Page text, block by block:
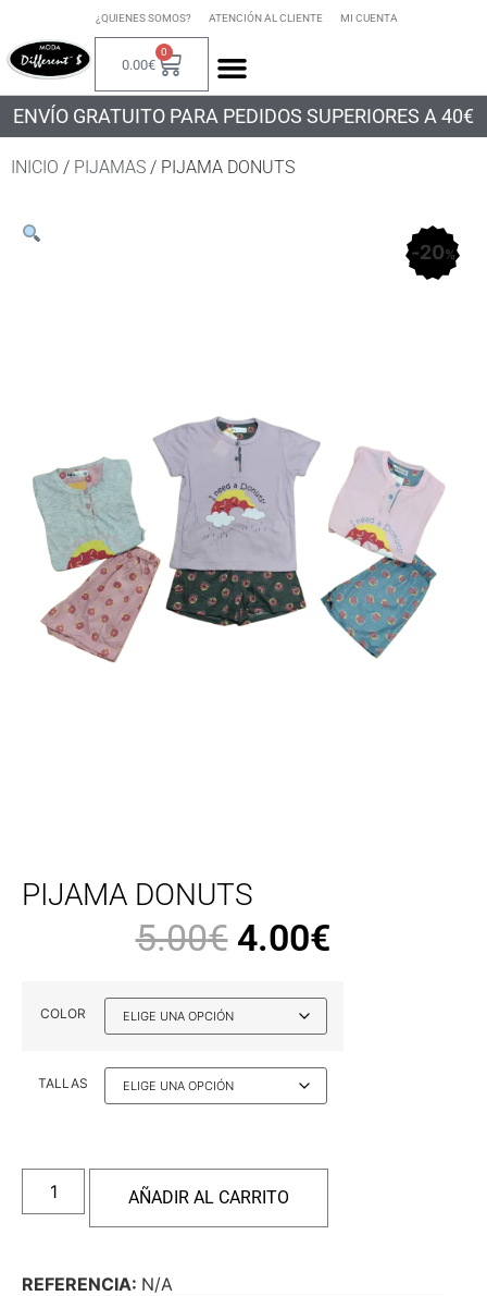
¿QUIENES SOMOS? ATENCIÓN AL CLIENTE MI CUENTA
0.00€
0
ENVÍO GRATUITO PARA PEDIDOS SUPERIORES A 40€
INICIO / PIJAMAS / PIJAMA DONUTS
20%
PIJAMA DONUTS
5.00€ 4.00€
COLOR
TALLAS
AÑADIR AL CARRITO
REFERENCIA: N/A